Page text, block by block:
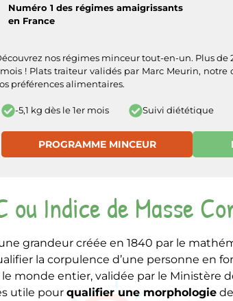
Numéro 1 des régimes amaigrissants
en France
nos régimes minceur tout-en-un. Plus
! Plats traiteur validés par Marc Meurin, notre
préférences alimentaires.
-5,1 kg dès le 1er mois Suivi diététique
PROGRAMME MINCEUR
ou Indice de Masse
grandeur créée en 1840 par le
la corpulence d’une personne en
monde entier, validée par le Ministère
utile pour qualifier une morphologiede